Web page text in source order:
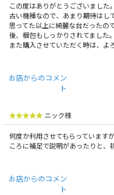
この度はありがとうございました。
古い機種なので、あまり期待はし
思ってた以上に綺麗な台だったの
後、梱包もしっかりされてました。
また購入させていただく時は、よ
お店からのコメン
ト
ニック様
何度か利用させてもらっています
ころに補足で説明があったりと、
お店からのコメン
ト